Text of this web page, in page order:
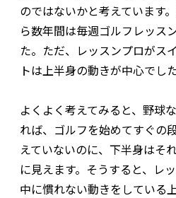
のではないかと考えています
ら数年間は毎週ゴルフレッス
た。ただ、レッスンプロがス
トは上半身の動きが中心でした
よくよく考えてみると、野球
れば、ゴルフを始めてすぐの
えていないのに、下半身はそ
に見えます。そうすると、レ
中に慣れない動きをしている